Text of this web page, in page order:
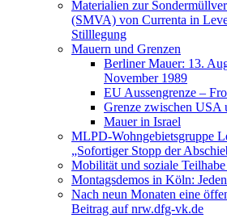
Materialien zur
(SMVA) von Currenta in
Stilllegung
Mauern und Grenzen
Berliner Mauer: 13.
November 1989
EU Aussengrenze –
Grenze zwischen USA
Mauer in Israel
MLPD-Wohngebietsgruppe
„Sofortiger Stopp der
Mobilität und soziale
Montagsdemos in Köln:
Nach neun Monaten eine
Beitrag auf nrw.dfg-vk.de